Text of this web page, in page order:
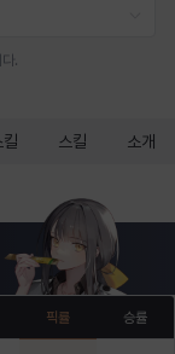
알론소 얀
.
스킬 소개
픽률 승률